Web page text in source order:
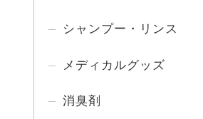
シャンプー・リンス
メディカルグッズ
消臭剤